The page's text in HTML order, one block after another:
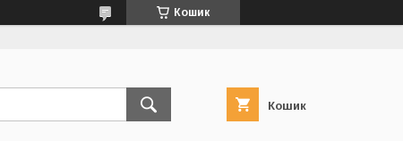
Кошик
Кошик